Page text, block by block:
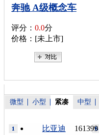
奔驰 A级概念车
评分： 0.0分
价格：[未上市]
微型 小型 紧凑 中型
161399
比亚迪